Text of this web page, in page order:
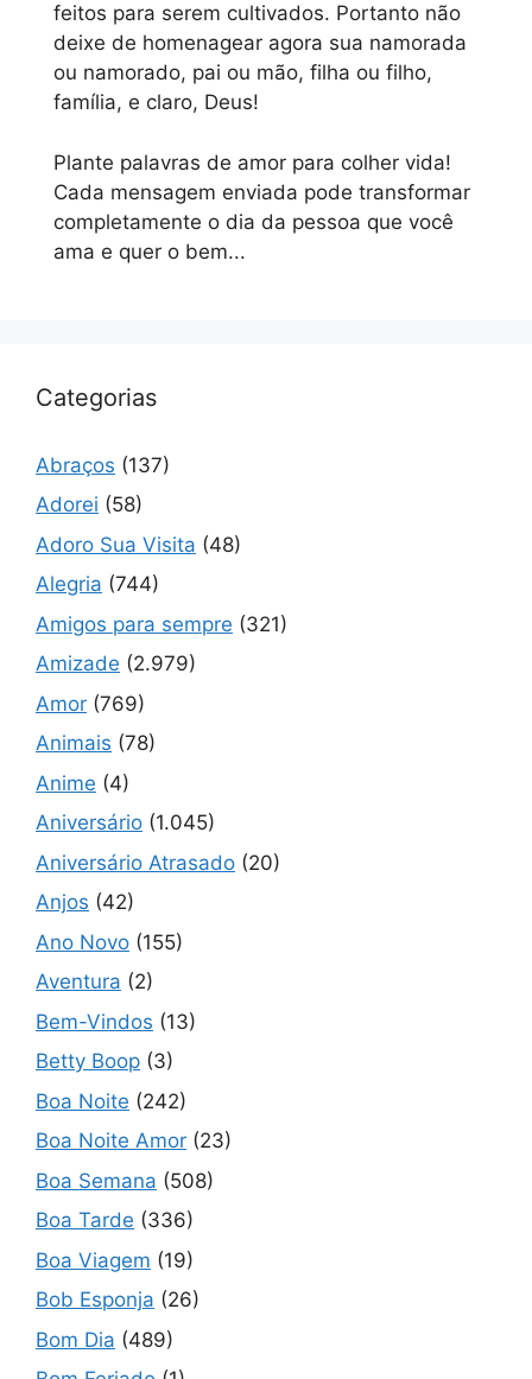
feitos para serem cultivados. Portanto não
deixe de homenagear agora sua namorada
ou namorado, pai ou mão, filha ou filho,
família, e claro, Deus!
Plante palavras de amor para colher vida!
Cada mensagem enviada pode transformar
completamente o dia da pessoa que você
ama e quer o bem...
Categorias
Abraços (137)
Adorei (58)
Adoro Sua Visita (48)
Alegria (744)
Amigos para sempre (321)
Amizade (2.979)
Amor (769)
Animais (78)
Anime (4)
Aniversário (1.045)
Aniversário Atrasado (20)
Anjos (42)
Ano Novo (155)
Aventura (2)
Bem-Vindos (13)
Betty Boop (3)
Boa Noite (242)
Boa Noite Amor (23)
Boa Semana (508)
Boa Tarde (336)
Boa Viagem (19)
Bob Esponja (26)
Bom Dia (489)